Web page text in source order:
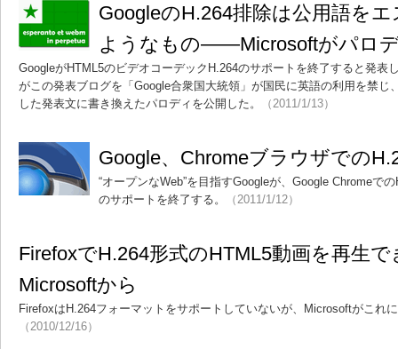
GoogleのH.264排除は公用語を
ようなもの――Microsoftがパロ
GoogleがHTML5のビデオコーデックH.264のサポートを終了すると発表
がこの発表ブログを「Google合衆国大統領」が国民に英語の利用を禁じ
した発表文に書き換えたパロディを公開した。
（2011/1/13）
Google、Chromeブラウザでの
“オープンなWeb”を目指すGoogleが、Google Chromeで
のサポートを終了する。
（2011/1/12）
FirefoxでH.264形式のHTML5動画を再生
Microsoftから
FirefoxはH.264フォーマットをサポートしていないが、Microsoftがこれ
（2010/12/16）